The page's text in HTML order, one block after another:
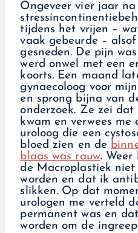
Ongeveer vier jaar na
tijdens het vrijen –
vaak gebeurde –
gesneden. De pijn
werd onwel met een
koorts. Een maand
gynaecoloog voor
en sprong bijna van
onderzoek. Ze zei
kwam en verwees me
uroloog die een
bloed zien en de
blaas was rauw.
de Macroplastiek niet
worden en dat ik
slikken. Op dat
urologen me verteld
permanent was en
worden om de